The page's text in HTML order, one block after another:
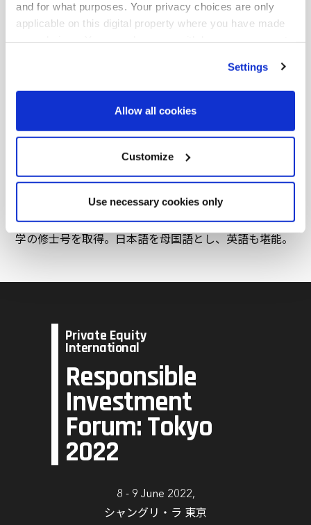
and for what purposes. Your privacy choices are only
applicable on this digital property where you have made
Find out more about how your personal data is processed
We use cookies across this website for a number of
reasons, such as keeping the site reliable and secure;
correctly. We also use cookies for cross-site statistics,
marketing and analysis. You can change these at any
time by clicking the settings below.
Settings
Allow all cookies
Customize
Use necessary cookies only
に3人のパートナーとともにメロスを設立した。メロス
設立前は、プロマーコンサルティングのシニアコンサル
タントとして、政府調査および貿易政策プログラムを主
導。最近の業績としては、新たな農業ファンドが日本の
食品バリューチェーンのデジタル化促進のための官学連
委員などがある。人、環境、天然資源、歴史、食文化、
土地利用の複雑な関係、さらに、これらの関係がビジネ
スや政府政策にどのような影響を与えるかに強い関心を
持つ。東京大学大学院農学生命科学研究科にて農業経済
学の修士号を取得。日本語を母国語とし、英語も堪能。
Private Equity
International
Responsible
Investment
Forum: Tokyo
2022
8 - 9 June 2022,
シャングリ・ラ 東京